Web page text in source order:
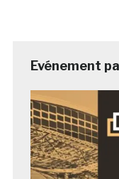
Evénement